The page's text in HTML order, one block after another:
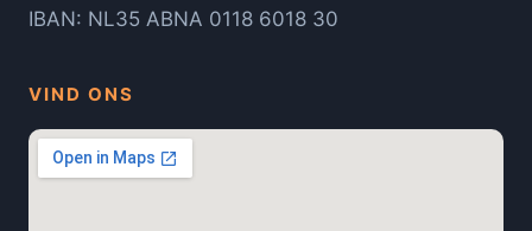
IBAN: NL35 ABNA 0118 6018 30
VIND ONS